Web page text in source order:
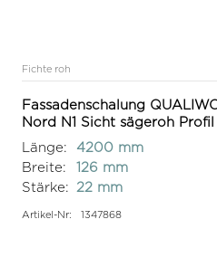
Fichte roh
Fassadenschalung
Nord N1 Sicht sägeroh
Länge:
4200 mm
Breite:
126 mm
Stärke:
22 mm
Artikel-Nr: 1347868